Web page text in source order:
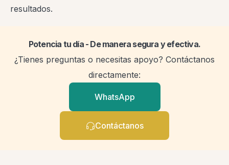
resultados.
Potencia tu día - De manera segura y efectiva.
¿Tienes preguntas o necesitas apoyo? Contáctanos
directamente:
WhatsApp
Contáctanos